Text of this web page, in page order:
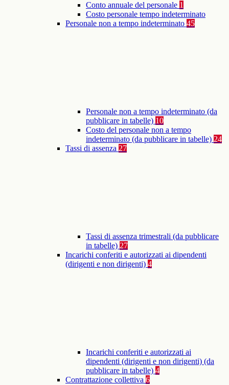
Conto annuale del personale 1
Costo personale tempo indeterminato
Personale non a tempo indeterminato 45
Personale non a tempo indeterminato (da
pubblicare in tabelle) 10
Costo del personale non a tempo
indeterminato (da pubblicare in tabelle) 24
Tassi di assenza 27
Tassi di assenza trimestrali (da pubblicare
in tabelle) 27
Incarichi conferiti e autorizzati ai dipendenti
(dirigenti e non dirigenti) 4
Incarichi conferiti e autorizzati ai
dipendenti (dirigenti e non dirigenti) (da
pubblicare in tabelle) 4
Contrattazione collettiva 6